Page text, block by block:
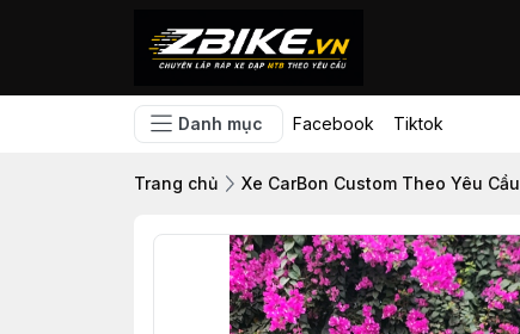
Danh mục Facebook Tiktok
Trang chủ Xe CarBon Custom Theo Yêu Cầu